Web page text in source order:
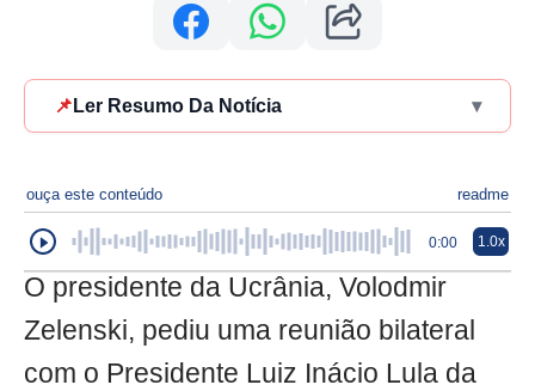
📌 Ler Resumo Da Notícia ▾
ouça este conteúdo readme
0:00 1.0x
O presidente da Ucrânia, Volodmir
Zelenski, pediu uma reunião bilateral
com o Presidente Luiz Inácio Lula da